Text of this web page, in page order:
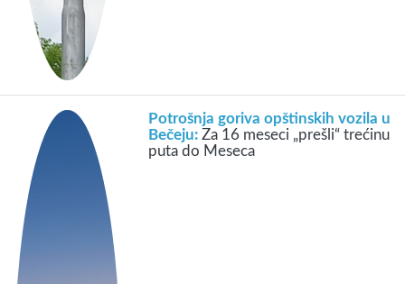
Potrošnja goriva opštinskih vozila u
Bečeju:Za 16 meseci „prešli“ trećinu
puta do Meseca